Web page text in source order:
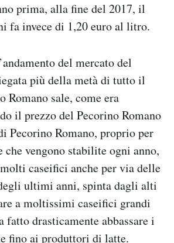
prima, alla fine del 2017, il
fa invece di 1,20 euro al litro.
del mercato del
più della metà di tutto il
Romano sale, come era
il prezzo del Pecorino Romano
Pecorino Romano, proprio per
vengono stabilite ogni anno,
caseifici anche per via delle
ultimi anni, spinta dagli alti
a moltissimi caseifici grandi
drasticamente abbassare i
fino ai produttori di latte.